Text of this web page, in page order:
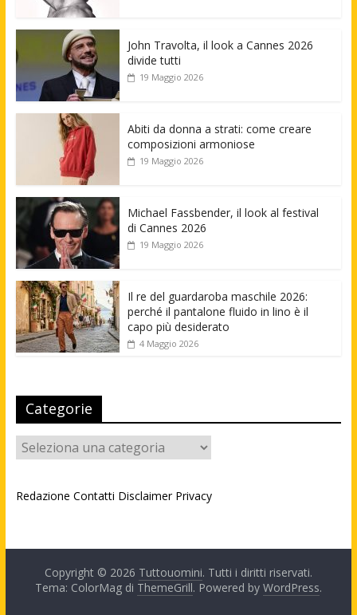
John Travolta, il look a Cannes 2026
divide tutti
19 Maggio 2026
Abiti da donna a strati: come creare
composizioni armoniose
19 Maggio 2026
Michael Fassbender, il look al festival
di Cannes 2026
19 Maggio 2026
Il re del guardaroba maschile 2026:
perché il pantalone fluido in lino è il
capo più desiderato
4 Maggio 2026
Categorie
Categorie
Redazione Contatti Disclaimer Privacy
Copyright © 2026 Tuttouomini. Tutti i diritti riservati.
Tema: ColorMag di ThemeGrill. Powered by WordPress.